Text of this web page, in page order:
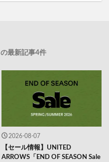
の最新記事4件
2026-08-07
【セール情報】UNITED
ARROWS「END OF SEASON Sale